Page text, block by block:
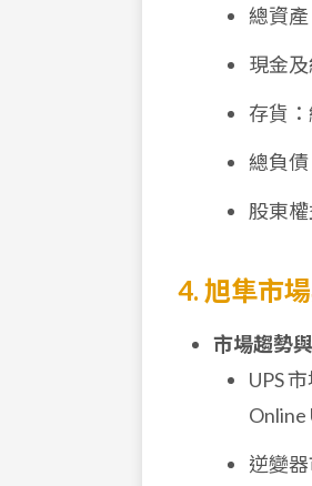
總資產
現金及
存貨
總負債
股東權
4. 旭隼市
市場趨勢
UPS
Online
逆變